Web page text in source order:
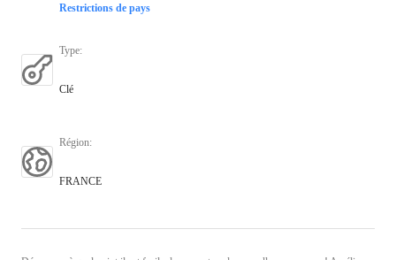
Restrictions de pays
Type:
Clé
Région:
FRANCE